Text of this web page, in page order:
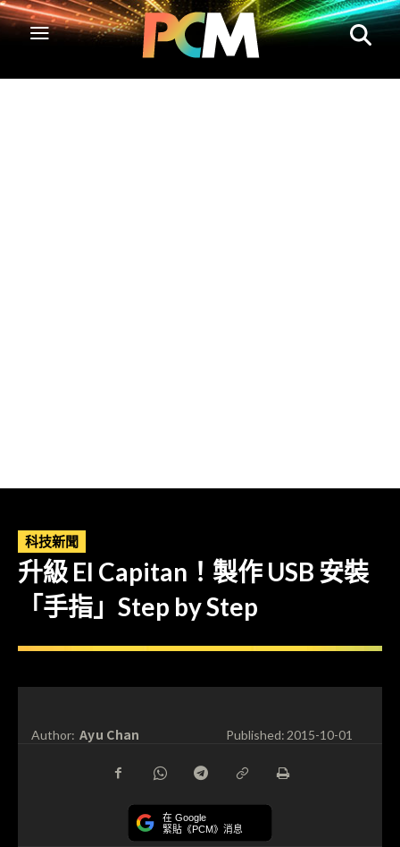
科技新聞
升級 El Capitan！製作 USB 安裝
「手指」Step by Step
Author: Ayu Chan Published:2015-10-01
在 Google
緊貼《PCM》消息